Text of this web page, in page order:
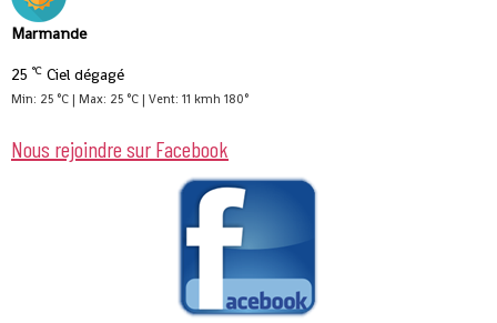
Marmande
25 °C Ciel dégagé
Min: 25 °C | Max: 25 °C | Vent: 11 kmh 180°
Nous rejoindre sur Facebook